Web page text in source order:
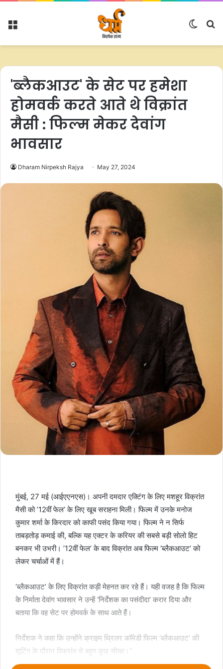
Menu
Switch
'ब्लैकआउट' के सेट पर हमेशा
होमवर्क करते आते थे विक्रांत
मैसी : फिल्म मेकर देवांग
भावसार
Dharam Nirpeksh Rajya May 27, 2024
मुंबई, 27 मई (आईएएनएस)। अपनी दमदार एक्टिंग के लिए मशहूर विक्रांत
मैसी को ’12वीं फेल’ के लिए खूब सराहना मिली। फिल्म में उनके मनोज
कुमार शर्मा के किरदार को काफी पसंद किया गया। फिल्म ने न सिर्फ
ताबड़तोड़ कमाई की, बल्कि यह एक्टर के करियर की सबसे बड़ी सोलो हिट
बनकर भी उभरी। ’12वीं फेल’ के बाद विक्रांत अब फिल्म ‘ब्लैकआउट’ को
लेकर चर्चाओं में हैं।
‘ब्लैकआउट’ के लिए विक्रांत कड़ी मेहनत कर रहे हैं। यही वजह है कि फिल्म
के निर्माता देवांग भावसार ने उन्हें ‘निर्देशक का पसंदीदा’ करार दिया और
बताया कि वह सेट पर होमवर्क के साथ आते हैं।
निर्देशक ने कहा कि उन्होंने क्राइम थ्रिलर कॉमेडी फिल्म ‘ब्लैकआउट’ की
शूटिंग के दौरान विक्रांत से बहुत कुछ सीखा।”